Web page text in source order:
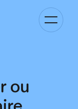
Basculer
la
ou